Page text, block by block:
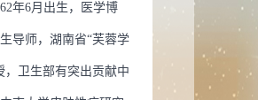
省重点实验室主任
年6月出生，医学博
导师，湖南省“芙蓉学
，卫生部有突出贡献中